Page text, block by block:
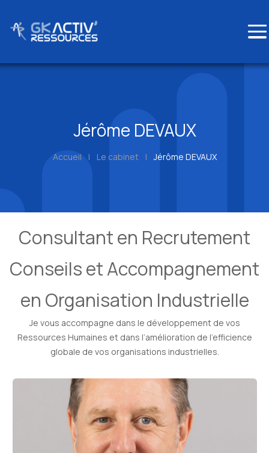
to
Jérôme DEVAUX
Accueil | Le cabinet | Jérôme DEVAUX
Consultant en Recrutement
Conseils et Accompagnement
en Organisation Industrielle
Je vous accompagne dans le développement de vos
Ressources Humaines et dans l’amélioration de l’efficience
globale de vos organisations industrielles.